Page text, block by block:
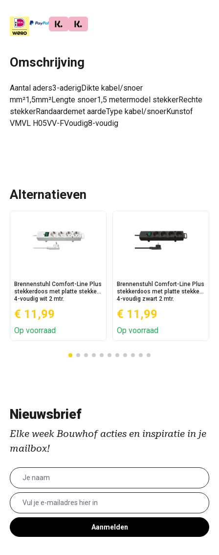
Omschrijving
Aantal aders3-aderigDikte kabel/snoer
mm²1,5mm²Lengte snoer1,5 metermodel stekkerRechte
stekkerRandaardemet aardeType kabel/snoerKunstof
VMVL H05VV-FVoudig8-voudig
Alternatieven
Brennenstuhl Comfort-Line Plus
stekkerdoos met platte stekker
4-voudig wit 2 mtr.
€ 11,99
Op voorraad
Brennenstuhl Comfort-Line Plus
stekkerdoos met platte stekker
4-voudig zwart 2 mtr.
€ 11,99
Op voorraad
Nieuwsbrief
Elke week Bouwhof acties en inspiratie in je
mailbox!
Aanmelden